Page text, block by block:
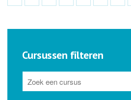
Cursussen filteren